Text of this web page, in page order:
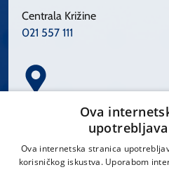
Centrala Križine
021 557 111
Spinčićeva 1, 21000 Split
Ova
Ova internetska stranica
korisničkog iskustva. Uporabom